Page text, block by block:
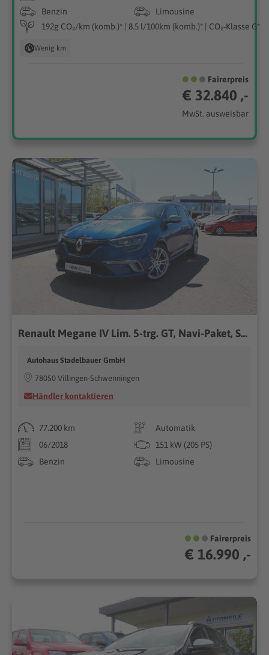
Benzin
Limousine
192g CO₂/km (komb.)* | 8.5 l/100km (komb.)* | CO₂-Klasse G*
Wenig km
Fairerpreis
€ 32.840 ,-
MwSt. ausweisbar
Renault Megane IV Lim. 5-trg. GT, Navi-Paket, SHZ
Autohaus Stadelbauer GmbH
78050 Villingen-Schwenningen
Händler kontaktieren
77.200 km
Automatik
06/2018
151 kW (205 PS)
Benzin
Limousine
Fairerpreis
€ 16.990 ,-